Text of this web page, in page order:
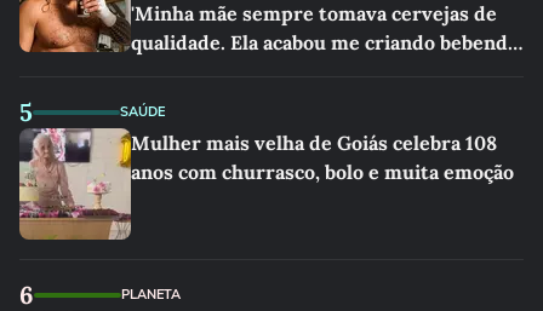
'Minha mãe sempre tomava cervejas de
qualidade. Ela acabou me criando bebendo
5 SAÚDE
Mulher mais velha de Goiás celebra 108
anos com churrasco, bolo e muita emoção
6 PLANETA